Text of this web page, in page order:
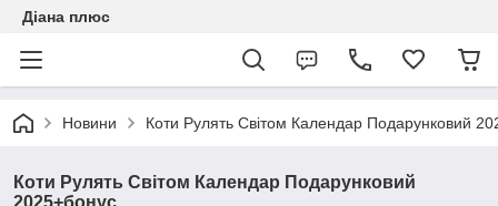
Діана плюс
Новини Коти Рулять Світом Календар Подарунковий
Коти Рулять Світом Календар Подарунковий
2025+бонус